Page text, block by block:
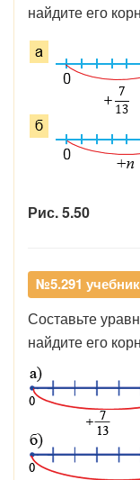
найдите его
Рис. 5.50
№5.291
Составьте
найдите его